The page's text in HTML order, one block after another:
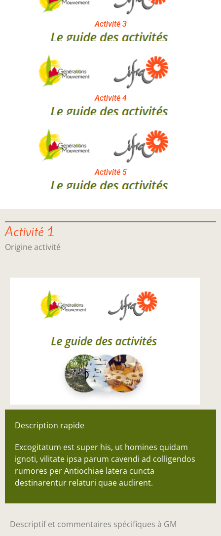
Activité 3
Activité 4
Activité 5
Activité 1
Origine activité
Description rapide
Excogitatum est super his, ut homines quidam
ignoti, vilitate ipsa parum cavendi ad colligendos
rumores per Antiochiae latera cuncta
destinarentur relaturi quae audirent.
Descriptif et commentaires spécifiques à GM